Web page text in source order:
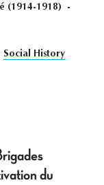
(1914-1918) -
Social History
du